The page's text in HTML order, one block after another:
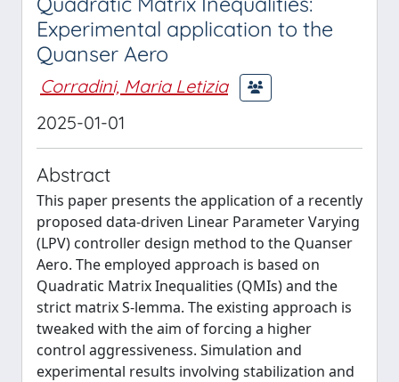
Experimental application to the
Quanser Aero
Corradini, Maria Letizia
2025-01-01
Abstract
This paper presents the application of a recently
proposed data-driven Linear Parameter Varying
(LPV) controller design method to the Quanser
Aero. The employed approach is based on
Quadratic Matrix Inequalities (QMIs) and the
strict matrix S-lemma. The existing approach is
tweaked with the aim of forcing a higher
control aggressiveness. Simulation and
experimental results involving stabilization and